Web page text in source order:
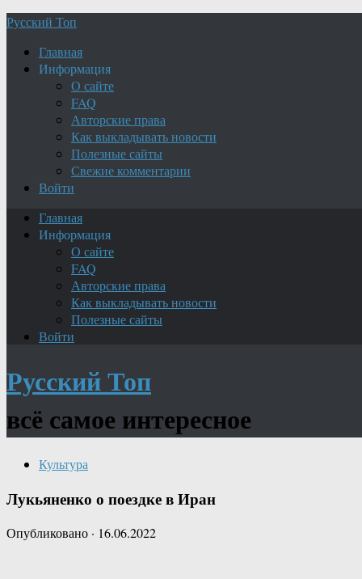
Русский Топ
Главная
Информация
О сайте
FAQ
Авторские права
Как выкладывать новости
Полезные сайты
Свежие комментарии
Войти
Главная
Информация
О сайте
FAQ
Авторские права
Как выкладывать новости
Полезные сайты
Войти
Русский Топ
всё самое интересное
Культура
Лукьяненко о поездке в Иран
Опубликовано · 16.06.2022